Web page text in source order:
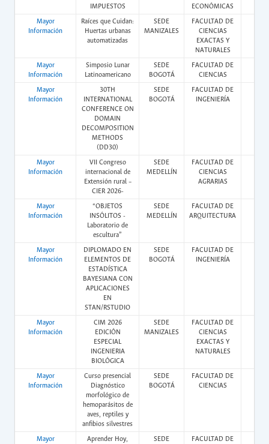
IMPUESTOS
ECONÓMICAS
Mayor
Información
Raíces que Cuidan:
Huertas urbanas
automatizadas
SEDE
MANIZALES
FACULTAD DE
CIENCIAS
EXACTAS Y
NATURALES
Mayor
Información
Simposio Lunar
Latinoamericano
SEDE
BOGOTÁ
FACULTAD DE
CIENCIAS
Mayor
Información
30TH
INTERNATIONAL
CONFERENCE ON
DOMAIN
DECOMPOSITION
METHODS
(DD30)
SEDE
BOGOTÁ
FACULTAD DE
INGENIERÍA
Mayor
Información
VII Congreso
internacional de
Extensión rural –
CIER 2026-
SEDE
MEDELLÍN
FACULTAD DE
CIENCIAS
AGRARIAS
Mayor
Información
“OBJETOS
INSÓLITOS -
Laboratorio de
escultura”
SEDE
MEDELLÍN
FACULTAD DE
ARQUITECTURA
Mayor
Información
DIPLOMADO EN
ELEMENTOS DE
ESTADÍSTICA
BAYESIANA CON
APLICACIONES
EN
STAN/RSTUDIO
SEDE
BOGOTÁ
FACULTAD DE
INGENIERÍA
Mayor
Información
CIM 2026
EDICIÓN
ESPECIAL
INGENIERIA
BIOLÓGICA
SEDE
MANIZALES
FACULTAD DE
CIENCIAS
EXACTAS Y
NATURALES
Mayor
Información
Curso presencial
Diagnóstico
morfológico de
hemoparásitos de
aves, reptiles y
anfibios silvestres
SEDE
BOGOTÁ
FACULTAD DE
CIENCIAS
Mayor
Aprender Hoy,
SEDE
FACULTAD DE